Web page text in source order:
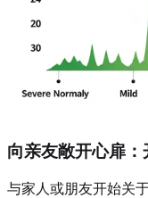
向亲友敞开心扉：
与家人或朋友开始关